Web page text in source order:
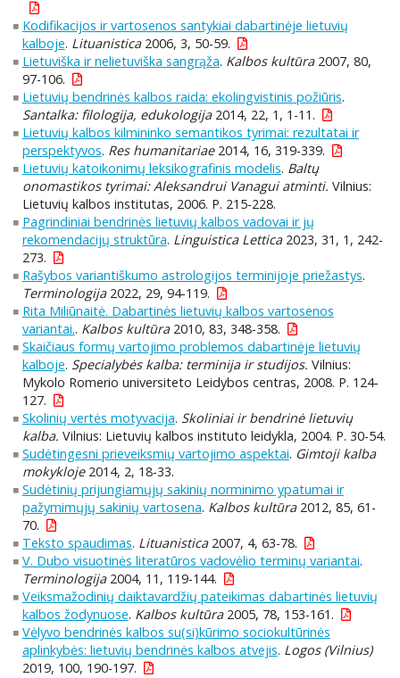
Kodifikacijos ir vartosenos santykiai dabartinėje lietuvių
kalboje. Lituanistica2006, 3, 50-59.
Lietuviška ir nelietuviška sangrąža. Kalbos kultūra2007, 80,
97-106.
Lietuvių bendrinės kalbos raida: ekolingvistinis požiūris.
Santalka: filologija, edukologija2014, 22, 1, 1-11.
Lietuvių kalbos kilmininko semantikos tyrimai: rezultatai ir
perspektyvos. Res humanitariae2014, 16, 319-339.
Lietuvių katoikonimų leksikografinis modelis. Baltų
onomastikos tyrimai: Aleksandrui Vanagui atminti. Vilnius:
Lietuvių kalbos institutas, 2006. P. 215-228.
Pagrindiniai bendrinės lietuvių kalbos vadovai ir jų
rekomendacijų struktūra. Linguistica Lettica2023, 31, 1, 242-
273.
Rašybos variantiškumo astrologijos terminijoje priežastys.
Terminologija2022, 29, 94-119.
Rita Miliūnaitė. Dabartinės lietuvių kalbos vartosenos
variantai.. Kalbos kultūra2010, 83, 348-358.
Skaičiaus formų vartojimo problemos dabartinėje lietuvių
kalboje. Specialybės kalba: terminija ir studijos. Vilnius:
Mykolo Romerio universiteto Leidybos centras, 2008. P. 124-
127.
Skolinių vertės motyvacija. Skoliniai ir bendrinė lietuvių
kalba. Vilnius: Lietuvių kalbos instituto leidykla, 2004. P. 30-54.
Sudėtingesni prieveiksmių vartojimo aspektai. Gimtoji kalba
mokykloje2014, 2, 18-33.
Sudėtinių prijungiamųjų sakinių norminimo ypatumai ir
pažymimųjų sakinių vartosena. Kalbos kultūra2012, 85, 61-
70.
Teksto spaudimas. Lituanistica2007, 4, 63-78.
V. Dubo visuotinės literatūros vadovėlio terminų variantai.
Terminologija2004, 11, 119-144.
Veiksmažodinių daiktavardžių pateikimas dabartinės lietuvių
kalbos žodynuose. Kalbos kultūra2005, 78, 153-161.
Vėlyvo bendrinės kalbos su(si)kūrimo sociokultūrinės
aplinkybės: lietuvių bendrinės kalbos atvejis. Logos (Vilnius)
2019, 100, 190-197.